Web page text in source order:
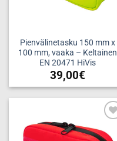
Pienvälinetasku 150 mm x
100 mm, vaaka – Keltainen
EN 20471 HiVis
39,00€
Add to
wishlist